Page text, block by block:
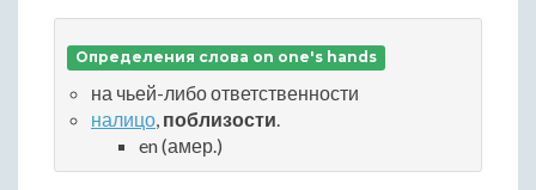
Определения слова on one's hands
на чьей-либо ответственности
налицо, поблизости.
en (амер.)